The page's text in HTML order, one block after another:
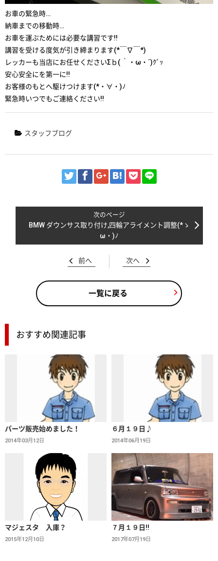
お車の緊急時…
納車までの移動時…
お車を運ぶためには必要な講習です!!
講習を受ける度気が引き締まります(*￣∇￣*)
レッカーも当店にお任せくださいΣｂ( ｀・ω・´)ｸﾞｯ
安心安全にを第一に!!
お客様のもとへ駆けつけます(*・∀・)ﾉ
緊急時いつでもご連絡ください!!
スタッフブログ
BMW ダウンサス取り付け,四輪アライメント調整(*ゝ
ω・)ﾉ
前へ 次へ
一覧に戻る
おすすめ関連記事
パーツ販売始めました！
2014年03月12日
６月１９日♪
2014年06月19日
マジェスタ 入庫？
2015年12月10日
７月１９日!!
2017年07月19日